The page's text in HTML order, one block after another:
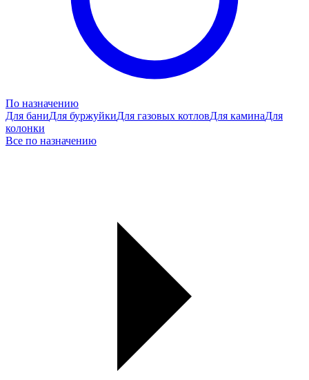
По назначению
Для баниДля буржуйкиДля газовых котловДля каминаДля
колонки
Все по назначению